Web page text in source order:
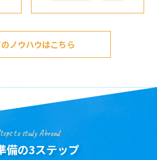
ノウハウはこちら
to study Abroad
備の3ステップ